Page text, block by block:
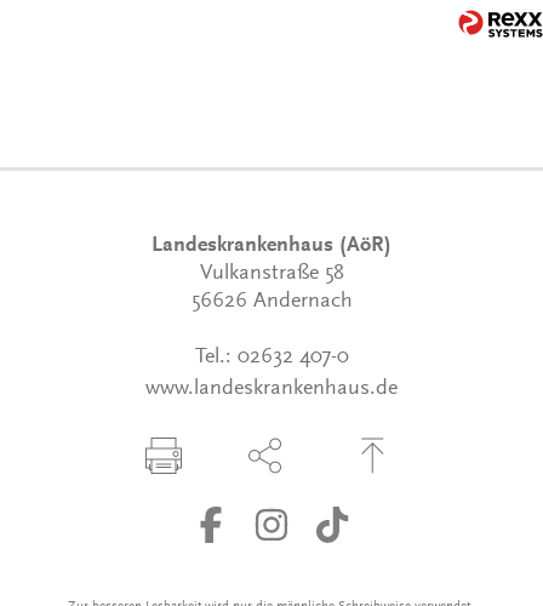
Landeskrankenhaus (AöR)
Vulkanstraße 58
56626 Andernach
Tel.: 02632 407-0
www.landeskrankenhaus.de